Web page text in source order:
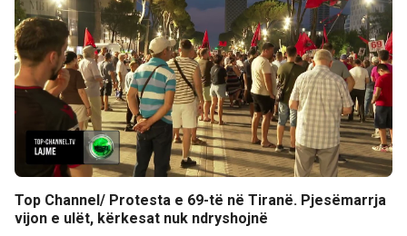
Top Channel/ Protesta e 69-të në Tiranë. Pjesëmarrja
vijon e ulët, kërkesat nuk ndryshojnë